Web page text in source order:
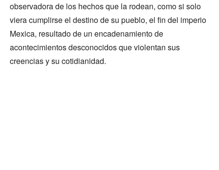
observadora de los hechos que la rodean, como si solo
viera cumplirse el destino de su pueblo, el fin del imperio
Mexica, resultado de un encadenamiento de
acontecimientos desconocidos que violentan sus
creencias y su cotidianidad.